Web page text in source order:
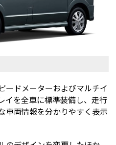
ードメーターおよびマルチイ
イを全車に標準装備し、走行
車両情報を分かりやすく表示